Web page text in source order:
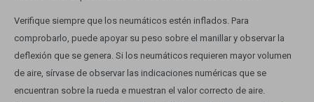
Verifique siempre que los neumáticos estén inflados. Para
comprobarlo, puede apoyar su peso sobre el manillar y observar la
deflexión que se genera. Si los neumáticos requieren mayor volumen
de aire, sírvase de observar las indicaciones numéricas que se
encuentran sobre la rueda e muestran el valor correcto de aire.